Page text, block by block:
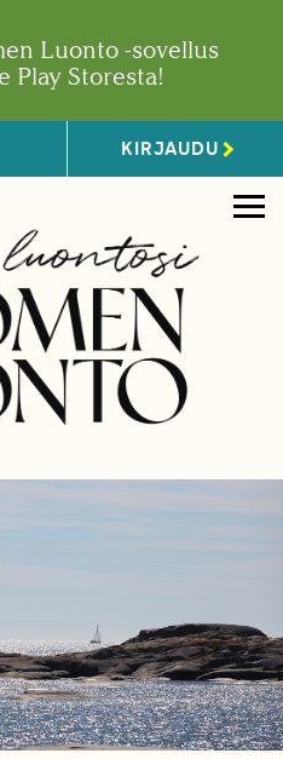
Luonto -sovellus
Play Storesta!
KIRJAUDU